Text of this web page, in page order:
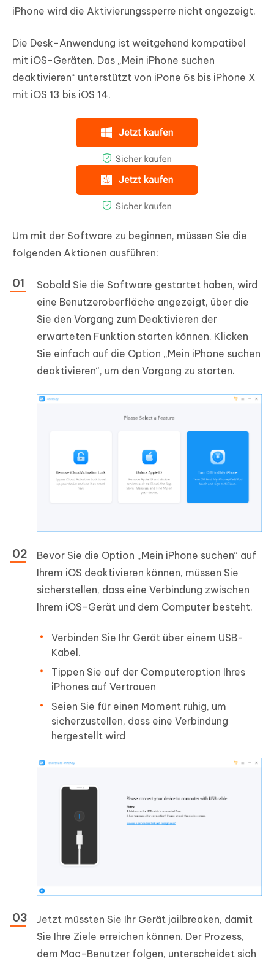
iPhone wird die Aktivierungssperre nicht angezeigt.
Die Desk-Anwendung ist weitgehend kompatibel
mit iOS-Geräten. Das „Mein iPhone suchen
deaktivieren“ unterstützt von iPone 6s bis iPhone X
mit iOS 13 bis iOS 14.
Um mit der Software zu beginnen, müssen Sie die
folgenden Aktionen ausführen:
Sobald Sie die Software gestartet haben, wird
eine Benutzeroberfläche angezeigt, über die
Sie den Vorgang zum Deaktivieren der
erwarteten Funktion starten können. Klicken
Sie einfach auf die Option „Mein iPhone suchen
deaktivieren“, um den Vorgang zu starten.
Bevor Sie die Option „Mein iPhone suchen“ auf
Ihrem iOS deaktivieren können, müssen Sie
sicherstellen, dass eine Verbindung zwischen
Ihrem iOS-Gerät und dem Computer besteht.
Verbinden Sie Ihr Gerät über einem USB-
Kabel.
Tippen Sie auf der Computeroption Ihres
iPhones auf Vertrauen
Seien Sie für einen Moment ruhig, um
sicherzustellen, dass eine Verbindung
hergestellt wird
Jetzt müssten Sie Ihr Gerät jailbreaken, damit
Sie Ihre Ziele erreichen können. Der Prozess,
dem Mac-Benutzer folgen, unterscheidet sich